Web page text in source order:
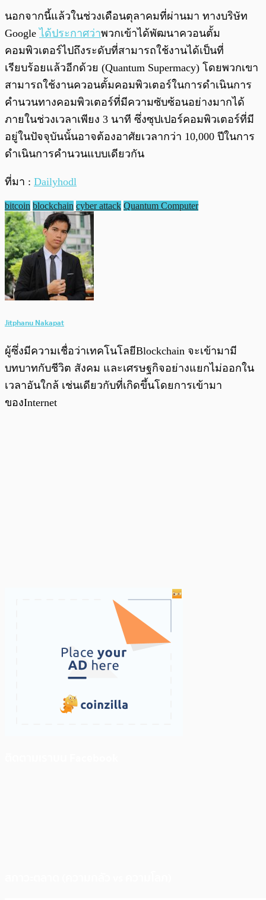
นอกจากนี้แล้วในช่วงเดือนตุลาคมที่ผ่านมา ทางบริษัท
Google ได้ประกาศว่าพวกเข้าได้พัฒนาควอนตั้ม
คอมพิวเตอร์ไปถึงระดับที่สามารถใช้งานได้เป็นที่
เรียบร้อยแล้วอีกด้วย (Quantum Supermacy) โดยพวกเขา
สามารถใช้งานควอนตั้มคอมพิวเตอร์ในการดำเนินการ
คำนวนทางคอมพิวเตอร์ที่มีความซับซ้อนอย่างมากได้
ภายในช่วงเวลาเพียง 3 นาที ซึ่งซุปเปอร์คอมพิวเตอร์ที่มี
อยู่ในปัจจุบันนั้นอาจต้องอาศัยเวลากว่า 10,000 ปีในการ
ดำเนินการคำนวนแบบเดียวกัน
ที่มา : Dailyhodl
bitcoin blockchain cyber attack Quantum Computer
Jitphanu Nakapat
ผู้ซึ่งมีความเชื่อว่าเทคโนโลยีBlockchain จะเข้ามามี
บทบาทกับชีวิต สังคม และเศรษฐกิจอย่างแยกไม่ออกใน
เวลาอันใกล้ เช่นเดียวกับที่เกิดขึ้นโดยการเข้ามา
ของInternet